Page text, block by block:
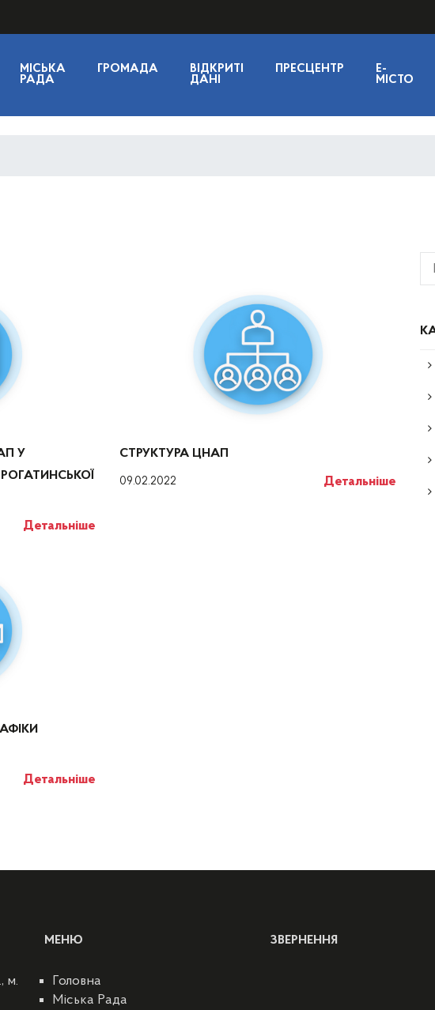
МІСЬКА
РАДА
ГРОМАДА
ВІДКРИТІ
ДАНІ
ПРЕСЦЕНТР
E-
МІСТО
У
Детальніше
СТРУКТУРА ЦНАП
09.02.2022 Детальніше
Детальніше
м.
МЕНЮ
Головна
Міська Рада
ЗВЕРНЕННЯ